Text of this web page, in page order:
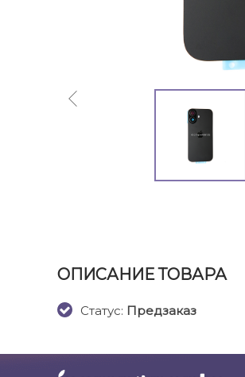
ОПИСАНИЕ ТОВАРА
Cтатус: Предзаказ